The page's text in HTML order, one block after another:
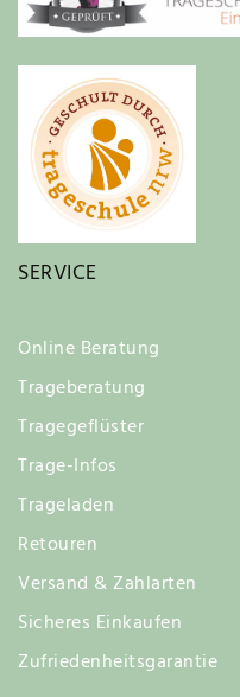
SERVICE
Online Beratung
Trageberatung
Tragegeflüster
Trage-Infos
Trageladen
Retouren
Versand & Zahlarten
Sicheres Einkaufen
Zufriedenheitsgarantie